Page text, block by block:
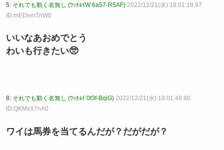
5: それでも動く名無し (ﾜｯﾁｮｲW 6a57-R5AF) 2022/12/21(水) 18:01:18.97
ID:mEDemTnW0
いいなあおめでとう
わいも行きたい🥺
8: それでも動く名無し (ﾜｯﾁｮｲ 0f3f-BqiG) 2022/12/21(水) 18:01:48.80
ID:QKMxX7nA0
ワイは馬券を当てるんだが？だがだが？